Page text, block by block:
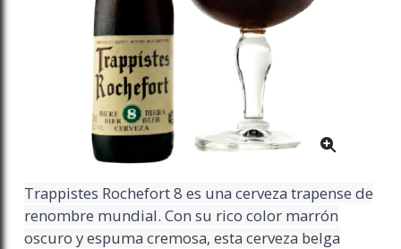
Trappistes Rochefort 8 es una cerveza trapense de
renombre mundial. Con su rico color marrón
oscuro y espuma cremosa, esta cerveza belga